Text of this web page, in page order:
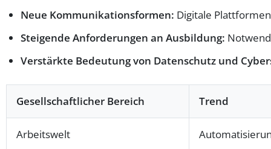
Neue Kommunikationsformen: Digitale
Steigende Anforderungen an Ausbildung:
Verstärkte Bedeutung von Datenschutz und
Gesellschaftlicher Bereich Trend
Arbeitswelt